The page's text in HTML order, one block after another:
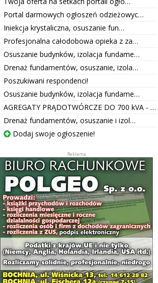
Portal darmowych ogłoszeń odzieżowyc…
Iniekcja krystaliczna, osuszanie fun…
Profesjonalna całodobowa opieka z za…
Osuszanie budynków, izolacja fundame…
Drenaż fundamentów, osuszanie, izola…
Poszukiwani respondenci!
Osuszanie budynków, izolacja fundame…
AGREGATY PRĄDOTWÓRCZE DO 700 kVA - …
Drenaż fundamentów, osuszanie i izol…
Dodaj swoje ogłoszenie!